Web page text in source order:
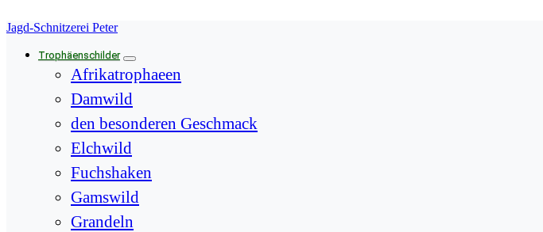
Springe
Inhalt
Jagd-Schnitzerei Peter
Trophäenschilder
Afrikatrophaeen
Damwild
den besonderen Geschmack
Elchwild
Fuchshaken
Gamswild
Grandeln